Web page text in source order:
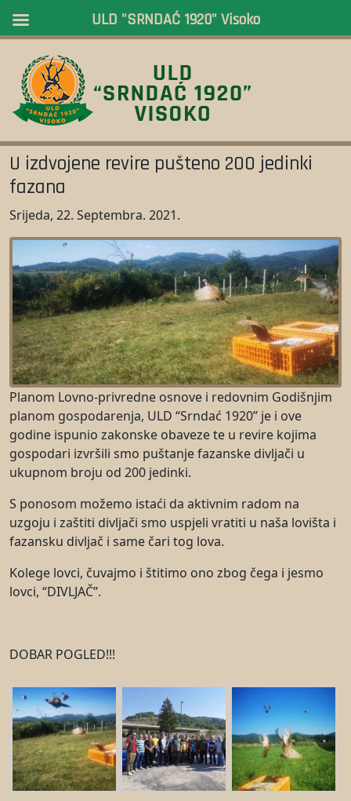
U izdvojene revire pušteno 200 jedinki
fazana
Srijeda, 22. Septembra. 2021.
Planom Lovno-privredne osnove i redovnim Godišnjim
planom gospodarenja, ULD “Srndać 1920” je i ove
godine ispunio zakonske obaveze te u revire kojima
gospodari izvršili smo puštanje fazanske divljači u
ukupnom broju od 200 jedinki.
S ponosom možemo istaći da aktivnim radom na
uzgoju i zaštiti divljači smo uspjeli vratiti u naša lovišta i
fazansku divljač i same čari tog lova.
Kolege lovci, čuvajmo i štitimo ono zbog čega i jesmo
lovci, “DIVLJAČ”.
DOBAR POGLED!!!
ULD "SRNDAĆ 1920" Visoko